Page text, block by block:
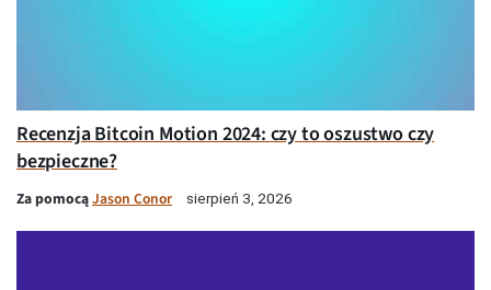
Recenzja Bitcoin Motion 2024: czy to oszustwo czy
bezpieczne?
Za pomocąJason Conor sierpień 3, 2026